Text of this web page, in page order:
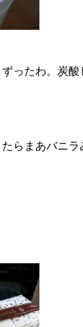
ったわ。炭酸
らまあバニラ